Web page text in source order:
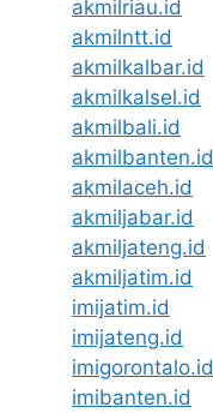
akmilriau.id
akmilntt.id
akmilkalbar.id
akmilkalsel.id
akmilbali.id
akmilbanten.id
akmilaceh.id
akmiljabar.id
akmiljateng.id
akmiljatim.id
imijatim.id
imijateng.id
imigorontalo.id
imibanten.id